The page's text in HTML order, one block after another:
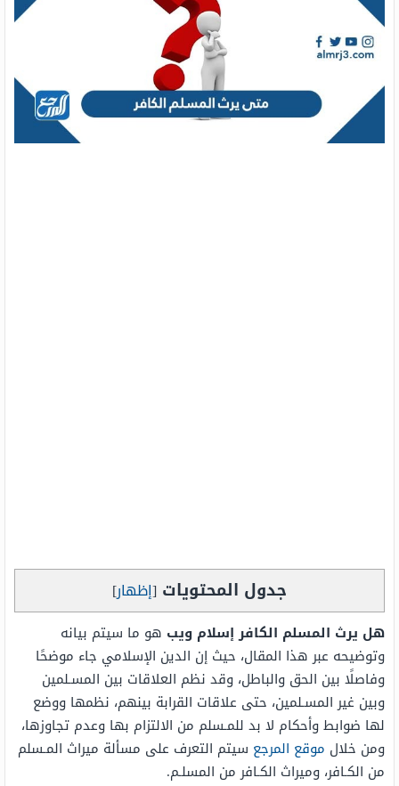
جدول المحتويات [إظهار]
هل يرث المسلم الكافر إسلام ويب هو ما سيتم بيانه
وتوضيحه عبر هذا المقال، حيث إن الدين الإسلامي جاء موضحًا
وفاصلًا بين الحق والباطل، وقد نظم العلاقات بين المسـلمين
وبين غير المسـلمين، حتى علاقات القرابة بينهم، نظمها ووضع
لها ضوابط وأحكام لا بد للمـسلم من الالتزام بها وعدم تجاوزها،
ومن خلال موقع المرجع سيتم التعرف على مسألة ميراث المـسلم
من الكـافر، وميراث الكـافر من المسلـم.